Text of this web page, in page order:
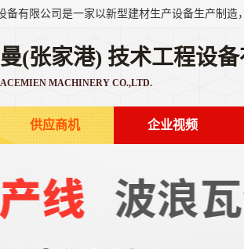
(张家港) 技术工程设备
MACHINERY CO.,LTD.
供应商机 企业视频